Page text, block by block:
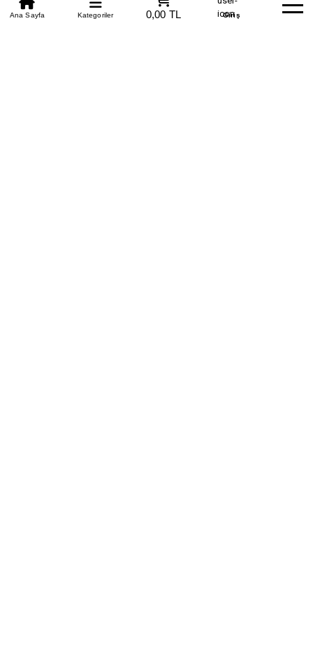
0850 305 09 70
Beden Tablosu Banka Hesapları Whatsapp Yardım
Ana Sayfa Kategoriler 0,00 TL Giriş